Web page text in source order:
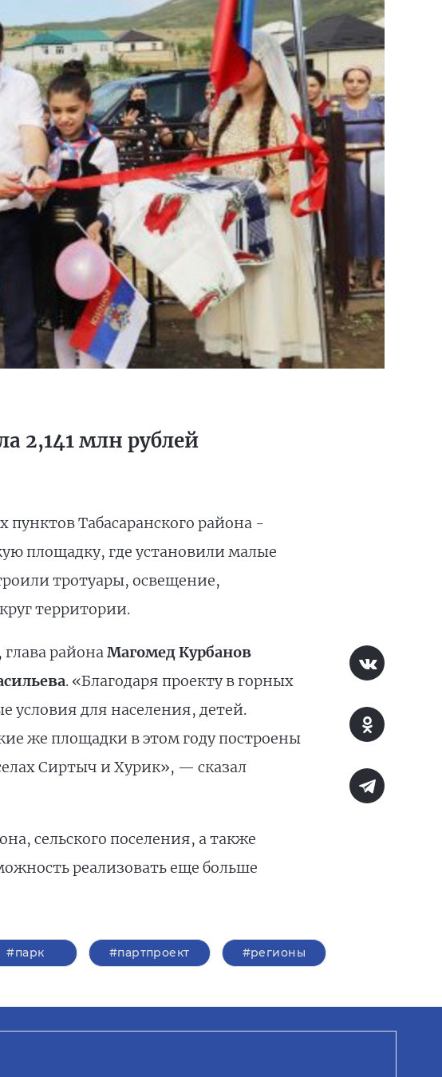
2,141 млн рублей
Табасаранского района -
площадку, где установили малые
тротуары, освещение,
территории.
районаМагомед Курбанов
. «Благодаря проекту в горных
условия для населения, детей.
же площадки в этом году построены
Сиртыч и Хурик», — сказал
сельского поселения, а также
реализовать еще больше
#парк #партпроект #регионы